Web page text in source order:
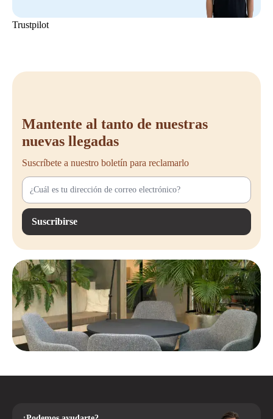
Trustpilot
Mantente al tanto de nuestras
nuevas llegadas
Suscríbete a nuestro boletín para reclamarlo
Suscribirse